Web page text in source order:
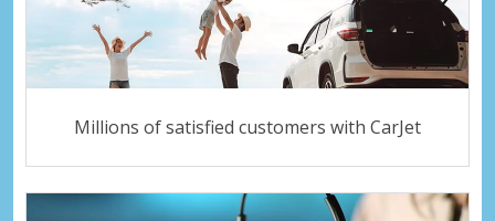
Millions of satisfied customers with CarJet